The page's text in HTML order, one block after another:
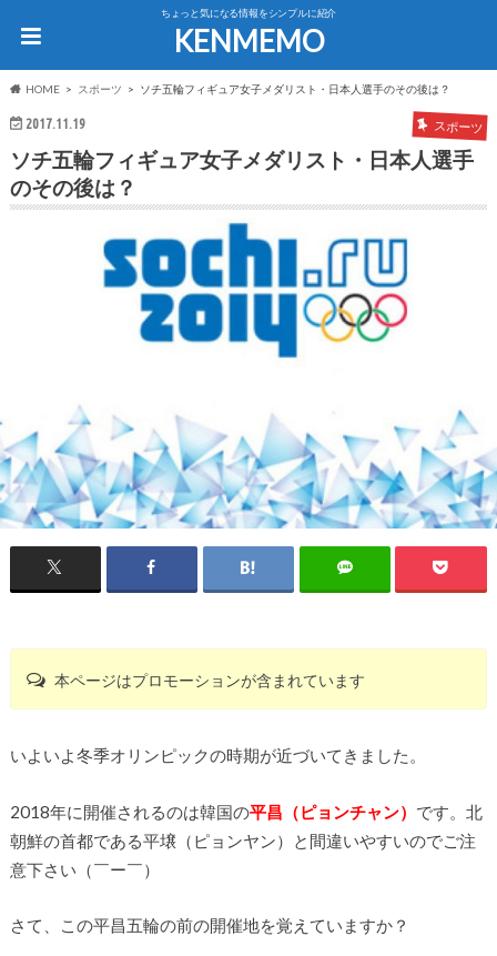
ちょっと気になる情報をシンプルに紹介
KENMEMO
HOME スポーツ ソチ五輪フィギュア女子メダリスト・日本人選手のその後は？
2017.11.19 スポーツ
ソチ五輪フィギュア女子メダリスト・日本人選手
のその後は？
本ページはプロモーションが含まれています
いよいよ冬季オリンピックの時期が近づいてきました。
2018年に開催されるのは韓国の平昌（ピョンチャン） です。北
朝鮮の首都である平壌（ピョンヤン）と間違いやすいのでご注
意下さい（￣ー￣）
さて、この平昌五輪の前の開催地を覚えていますか？